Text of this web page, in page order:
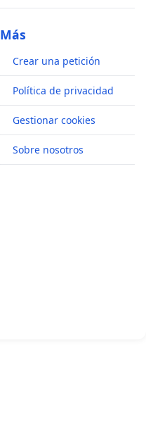
Más
Crear una petición
Política de privacidad
Gestionar cookies
Sobre nosotros